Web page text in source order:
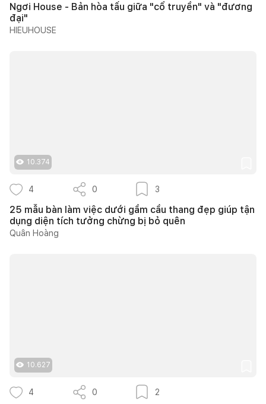
Ngơi House - Bản hòa tấu giữa "cổ truyền" và "đương
đại"
HIEUHOUSE
10.374
4 0 3
25 mẫu bàn làm việc dưới gầm cầu thang đẹp giúp tận
dụng diện tích tưởng chừng bị bỏ quên
Quân Hoàng
10.627
4 0 2